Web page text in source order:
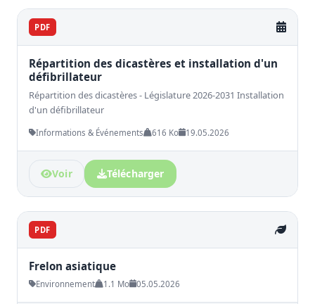
PDF
Répartition des dicastères et installation d'un
défibrillateur
Répartition des dicastères - Législature 2026-2031 Installation
d'un défibrillateur
Informations & Événements 616 Ko 19.05.2026
Voir Télécharger
PDF
Frelon asiatique
Environnement 1.1 Mo 05.05.2026